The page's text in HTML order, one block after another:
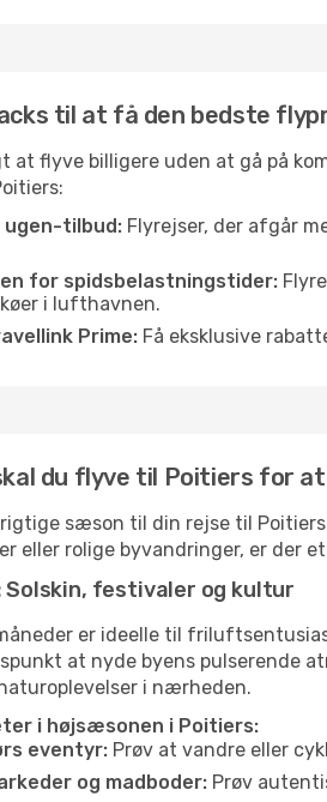
til at få den bedste
at flyve billigere uden at gå på
ugen-tilbud: Flyrejser, der afgår
for spidsbelastningstider:
i lufthavnen.
Prime: Få eksklusive
du flyve til Poitiers for
sæson til din rejse til
eller rolige byvandringer, er der
Solskin, festivaler og kultur
er ideelle til
at nyde byens pulserende
i nærheden.
i højsæsonen i Poitiers:
eventyr: Prøv at vandre eller
og madboder: Prøv